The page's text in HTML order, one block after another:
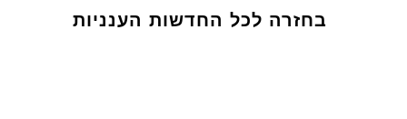
בחזרה לכל החדשות הענניות